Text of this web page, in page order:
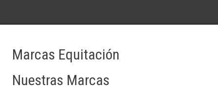
Marcas Equitación
Nuestras Marcas